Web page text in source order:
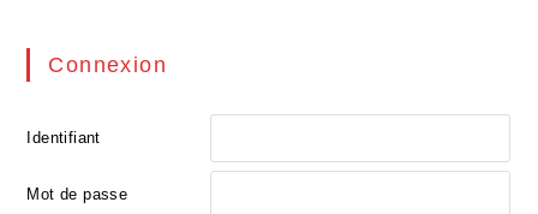
Connexion
Identifiant
Mot de passe